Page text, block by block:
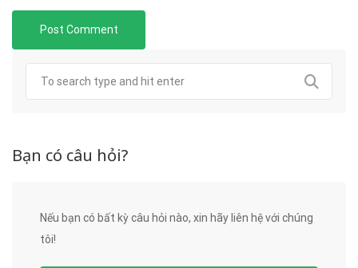
Bạn có câu hỏi?
Nếu bạn có bất kỳ câu hỏi nào, xin hãy liên hệ với chúng
tôi!